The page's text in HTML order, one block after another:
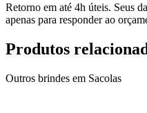
Retorno em até 4h úteis. Seus
apenas para responder ao
Produtos
Outros brindes em Sacolas